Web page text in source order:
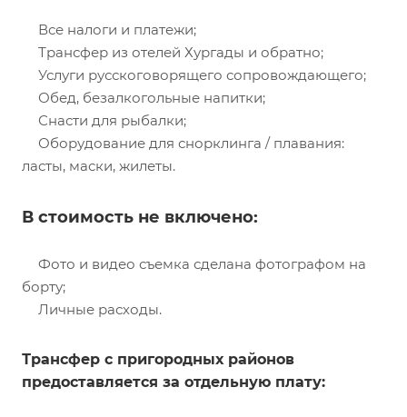
Все налоги и платежи;
Трансфер из отелей Хургады и обратно;
Услуги русскоговорящего сопровождающего;
Обед, безалкогольные напитки;
Снасти для рыбалки;
Оборудование для снорклинга / плавания:
ласты, маски, жилеты.
В стоимость не включено:
Фото и видео съемка сделана фотографом на
борту;
Личные расходы.
Трансфер с пригородных районов
предоставляется за отдельную плату: